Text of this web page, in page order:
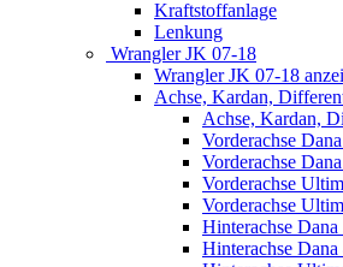
Kraftstoffanlage
Lenkung
Wrangler JK 07-18
Wrangler JK 07-18
Achse, Kardan,
Achse, Kardan,
Vorderachse
Vorderachse
Vorderachse
Vorderachse
Hinterachse
Hinterachse